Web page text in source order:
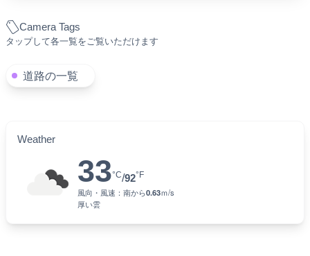
Camera Tags
タップして各一覧をご覧いただけます
道路の一覧
Weather
33°C/92°F
風向・風速： 南から0.63ｍ/s
厚い雲